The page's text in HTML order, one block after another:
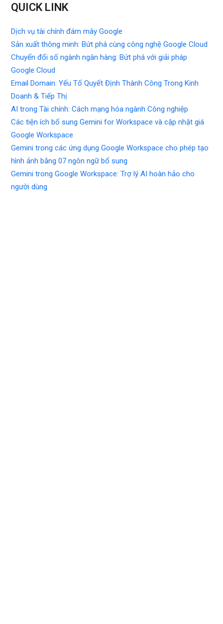
QUICK LINK
Dịch vụ tài chính đám mây Google
Sản xuất thông minh: Bứt phá cùng công nghệ Google Cloud
Chuyển đổi số ngành ngân hàng: Bứt phá với giải pháp
Google Cloud
Email Domain: Yếu Tố Quyết Định Thành Công Trong Kinh
Doanh & Tiếp Thị
AI trong Tài chính: Cách mạng hóa ngành Công nghiệp
Các tiện ích bổ sung Gemini for Workspace và cập nhật giá
Google Workspace
Gemini trong các ứng dụng Google Workspace cho phép tạo
hình ảnh bằng 07 ngôn ngữ bổ sung
Gemini trong Google Workspace: Trợ lý AI hoàn hảo cho
người dùng